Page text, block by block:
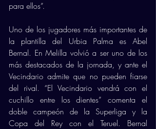
para ellos”.
Uno de los jugadores más importantes de
la plantilla del Urbia Palma es Abel
Bernal. En Melilla volvió a ser uno de los
más destacados de la jornada, y ante el
Vecindario admite que no pueden fiarse
del rival. “El Vecindario vendrá con el
cuchillo entre los dientes” comenta el
doble campeón de la Superliga y la
Copa del Rey con el Teruel. Bernal